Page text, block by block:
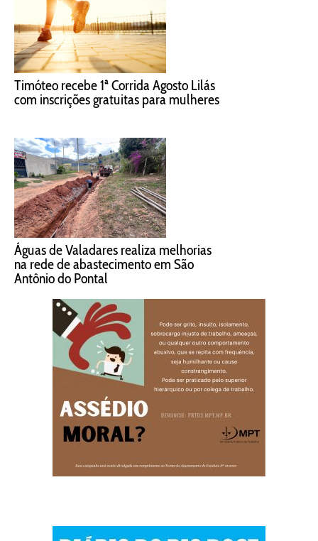
Timóteo recebe 1ª Corrida Agosto Lilás
com inscrições gratuitas para mulheres
Águas de Valadares realiza melhorias
na rede de abastecimento em São
Antônio do Pontal